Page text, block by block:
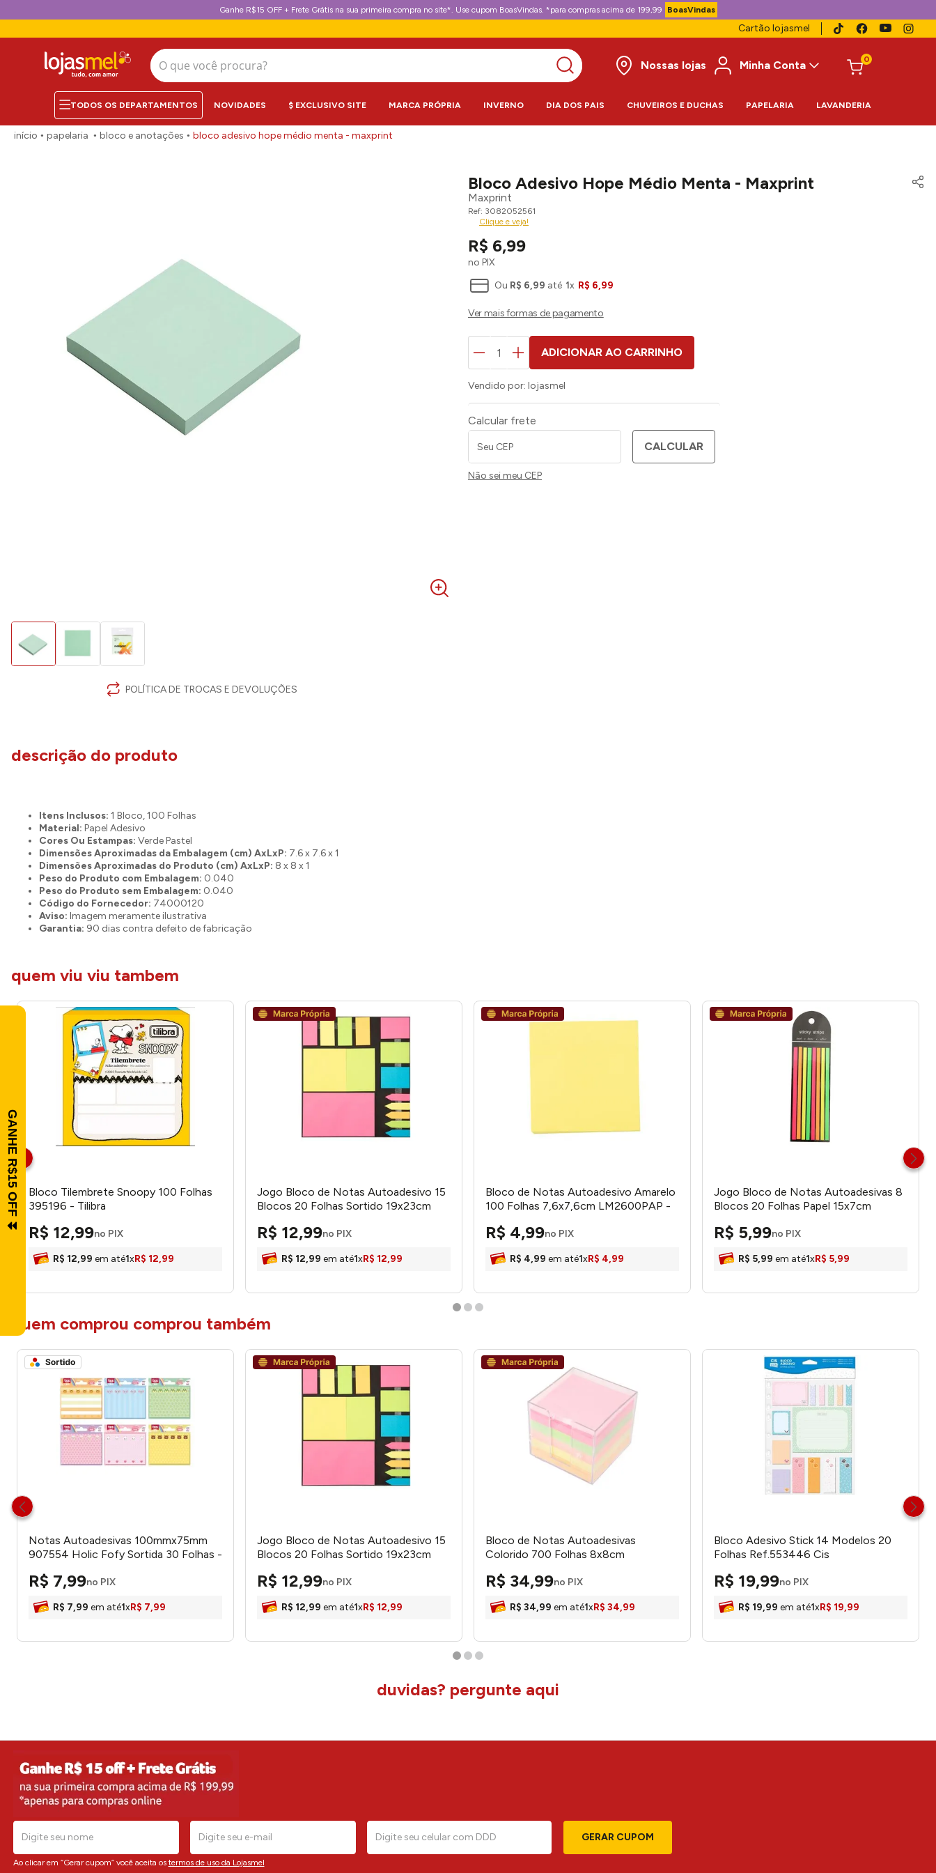
Ganhe R$15 OFF + Frete Grátis na sua primeira compra no site*. Use cupom BoasVindas. *para compras acima de 199,99 BoasVindas
Cartão lojasmel
O que você procura?
Nossas lojas
Minha Conta 0
NOVIDADES $ EXCLUSIVO SITE MARCA PRÓPRIA INVERNO DIA DOS PAIS CHUVEIROS E DUCHAS PAPELARIA LAVANDERIA
papelaria bloco e anotações bloco adesivo hope médio menta - maxprint
POLÍTICA DE TROCAS E DEVOLUÇÕES
Bloco Adesivo Hope Médio Menta - Maxprint
Maxprint
3082052561
Clique e veja!
R$ 6,99
no PIX
Ou R$ 6,99 até 1x R$ 6,99
ADICIONAR AO CARRINHO
Vendido por: lojasmel
Calcular frete
CALCULAR
Não sei meu CEP
descrição do produto
Itens Inclusos: 1 Bloco, 100 Folhas
Material: Papel Adesivo
Cores Ou Estampas: Verde Pastel
Dimensões Aproximadas da Embalagem (cm) AxLxP: 7.6 x 7.6 x 1
Dimensões Aproximadas do Produto (cm) AxLxP: 8 x 8 x 1
Peso do Produto com Embalagem: 0.040
Peso do Produto sem Embalagem: 0.040
Código do Fornecedor: 74000120
Aviso: Imagem meramente ilustrativa
Garantia: 90 dias contra defeito de fabricação
quem viu viu tambem
Bloco Tilembrete Snoopy 100 Folhas
395196 - Tilibra
R$ 12,99no PIX
R$ 12,99 em até1xR$ 12,99
Jogo Bloco de Notas Autoadesivo 15
Blocos 20 Folhas Sortido 19x23cm
R$ 12,99no PIX
R$ 12,99 em até1xR$ 12,99
Bloco de Notas Autoadesivo Amarelo
100 Folhas 7,6x7,6cm LM2600PAP -
R$ 4,99no PIX
R$ 4,99 em até1xR$ 4,99
Jogo Bloco de Notas Autoadesivas 8
Blocos 20 Folhas Papel 15x7cm
R$ 5,99no PIX
R$ 5,99 em até1xR$ 5,99
quem comprou comprou também
Notas Autoadesivas 100mmx75mm
907554 Holic Fofy Sortida 30 Folhas -
R$ 7,99no PIX
R$ 7,99 em até1xR$ 7,99
Jogo Bloco de Notas Autoadesivo 15
Blocos 20 Folhas Sortido 19x23cm
R$ 12,99no PIX
R$ 12,99 em até1xR$ 12,99
Bloco de Notas Autoadesivas
Colorido 700 Folhas 8x8cm
R$ 34,99no PIX
R$ 34,99 em até1xR$ 34,99
Bloco Adesivo Stick 14 Modelos 20
Folhas Ref.553446 Cis
R$ 19,99no PIX
R$ 19,99 em até1xR$ 19,99
duvidas? pergunte aqui
GERAR CUPOM
Ao clicar em “Gerar cupom” você aceita os termos de uso da Lojasmel